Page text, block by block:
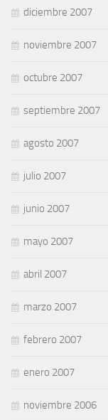
diciembre 2007
noviembre 2007
octubre 2007
septiembre 2007
agosto 2007
julio 2007
junio 2007
mayo 2007
abril 2007
marzo 2007
febrero 2007
enero 2007
noviembre 2006